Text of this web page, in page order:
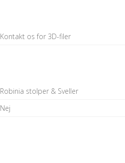
Kontakt os for 3D-filer
Robinia stolper & Sveller
Nej